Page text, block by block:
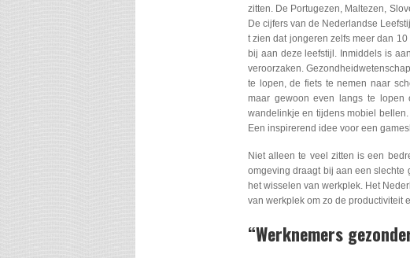
zitten. De Portugezen, Maltezen,
De cijfers van de Nederlandse
t zien dat jongeren zelfs meer dan
bij aan deze leefstijl. Inmiddels is
veroorzaken.
te lopen, de fiets te nemen naar
maar gewoon even langs te
wandelinkje en tijdens mobiel
Een inspirerend idee voor een
Niet alleen te veel zitten is een
omgeving draagt bij aan een slechte
het wisselen van werkplek. Het
van werkplek om zo de productiviteit
“Werknemers